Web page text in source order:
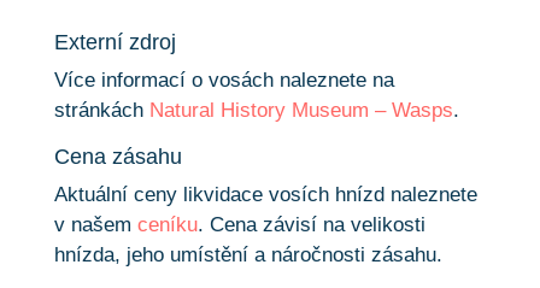
Externí zdroj
Více informací o vosách naleznete na
stránkách Natural History Museum – Wasps.
Cena zásahu
Aktuální ceny likvidace vosích hnízd naleznete
v našem ceníku. Cena závisí na velikosti
hnízda, jeho umístění a náročnosti zásahu.